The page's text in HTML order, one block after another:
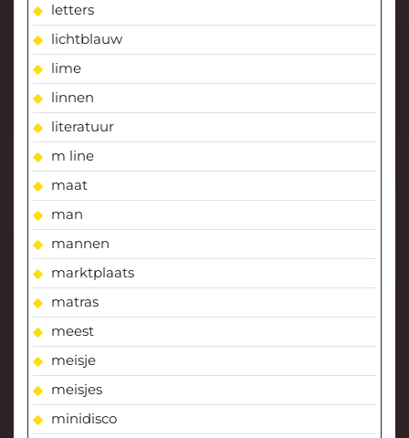
letters
lichtblauw
lime
linnen
literatuur
m line
maat
man
mannen
marktplaats
matras
meest
meisje
meisjes
minidisco